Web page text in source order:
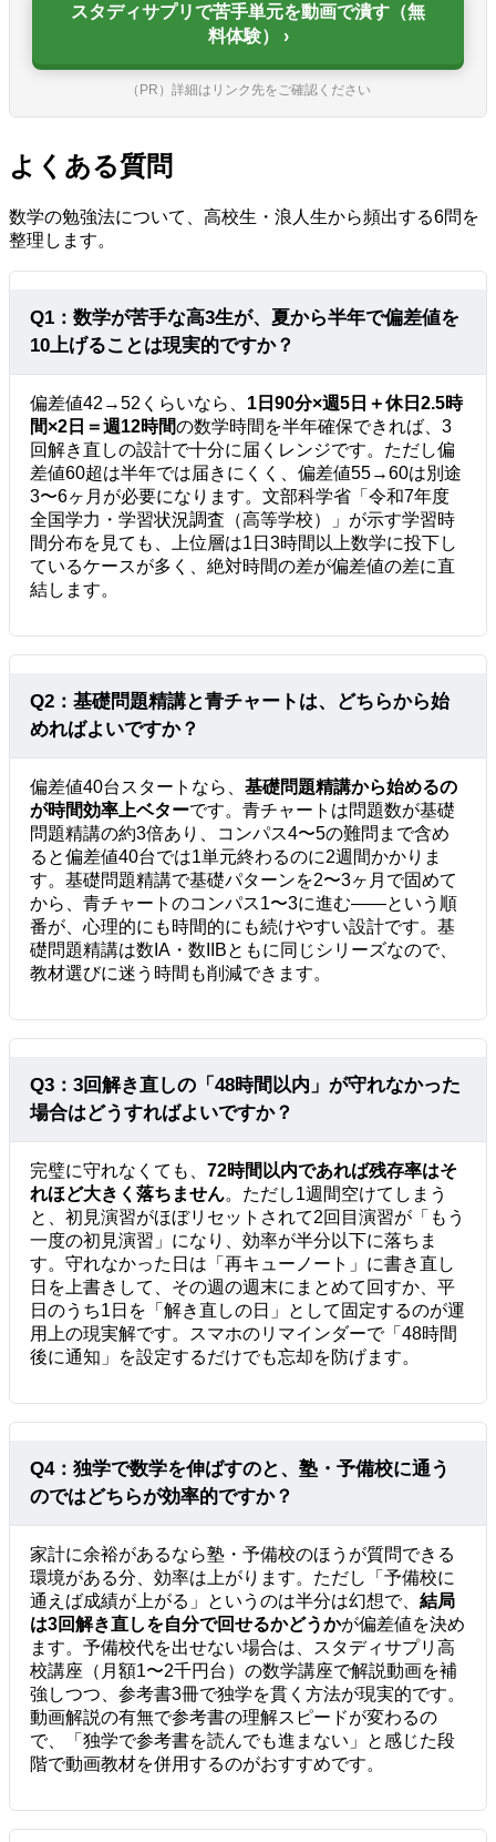
スタディサプリで苦手単元を動画で潰す（無
料体験）
（PR）詳細はリンク先をご確認ください
よくある質問
数学の勉強法について、高校生・浪人生から頻出する6問を
整理します。
Q1：数学が苦手な高3生が、夏から半年で偏差値を
10上げることは現実的ですか？
偏差値42→52くらいなら、 1日90分×週5日＋休日2.5時
間×2日＝週12時間の数学時間を半年確保できれば、3
回解き直しの設計で十分に届くレンジです。ただし偏
差値60超は半年では届きにくく、偏差値55→60は別途
3〜6ヶ月が必要になります。文部科学省「令和7年度
全国学力・学習状況調査（高等学校）」が示す学習時
間分布を見ても、上位層は1日3時間以上数学に投下し
ているケースが多く、絶対時間の差が偏差値の差に直
結します。
Q2：基礎問題精講と青チャートは、どちらから始
めればよいですか？
偏差値40台スタートなら、 基礎問題精講から始めるの
が時間効率上ベターです。青チャートは問題数が基礎
問題精講の約3倍あり、コンパス4〜5の難問まで含め
ると偏差値40台では1単元終わるのに2週間かかりま
す。基礎問題精講で基礎パターンを2〜3ヶ月で固めて
から、青チャートのコンパス1〜3に進む——という順
番が、心理的にも時間的にも続けやすい設計です。基
礎問題精講は数IA・数IIBともに同じシリーズなので、
教材選びに迷う時間も削減できます。
Q3：3回解き直しの「48時間以内」が守れなかった
場合はどうすればよいですか？
完璧に守れなくても、 72時間以内であれば残存率はそ
れほど大きく落ちません。ただし1週間空けてしまう
と、初見演習がほぼリセットされて2回目演習が「もう
一度の初見演習」になり、効率が半分以下に落ちま
す。守れなかった日は「再キューノート」に書き直し
日を上書きして、その週の週末にまとめて回すか、平
日のうち1日を「解き直しの日」として固定するのが運
用上の現実解です。スマホのリマインダーで「48時間
後に通知」を設定するだけでも忘却を防げます。
Q4：独学で数学を伸ばすのと、塾・予備校に通う
のではどちらが効率的ですか？
家計に余裕があるなら塾・予備校のほうが質問できる
環境がある分、効率は上がります。ただし「予備校に
通えば成績が上がる」というのは半分は幻想で、 結局
は3回解き直しを自分で回せるかどうかが偏差値を決め
ます。予備校代を出せない場合は、スタディサプリ高
校講座（月額1〜2千円台）の数学講座で解説動画を補
強しつつ、参考書3冊で独学を貫く方法が現実的です。
動画解説の有無で参考書の理解スピードが変わるの
で、「独学で参考書を読んでも進まない」と感じた段
階で動画教材を併用するのがおすすめです。